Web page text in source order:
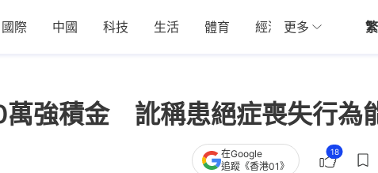
國際 中國 科技 生活 體育 經濟 01深圳
更多 繁
強積金 訛稱患絕症喪失行為
在Google
追蹤《香港01》
18